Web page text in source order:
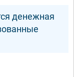
денежная